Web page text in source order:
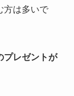
方は多いで
プレゼントが